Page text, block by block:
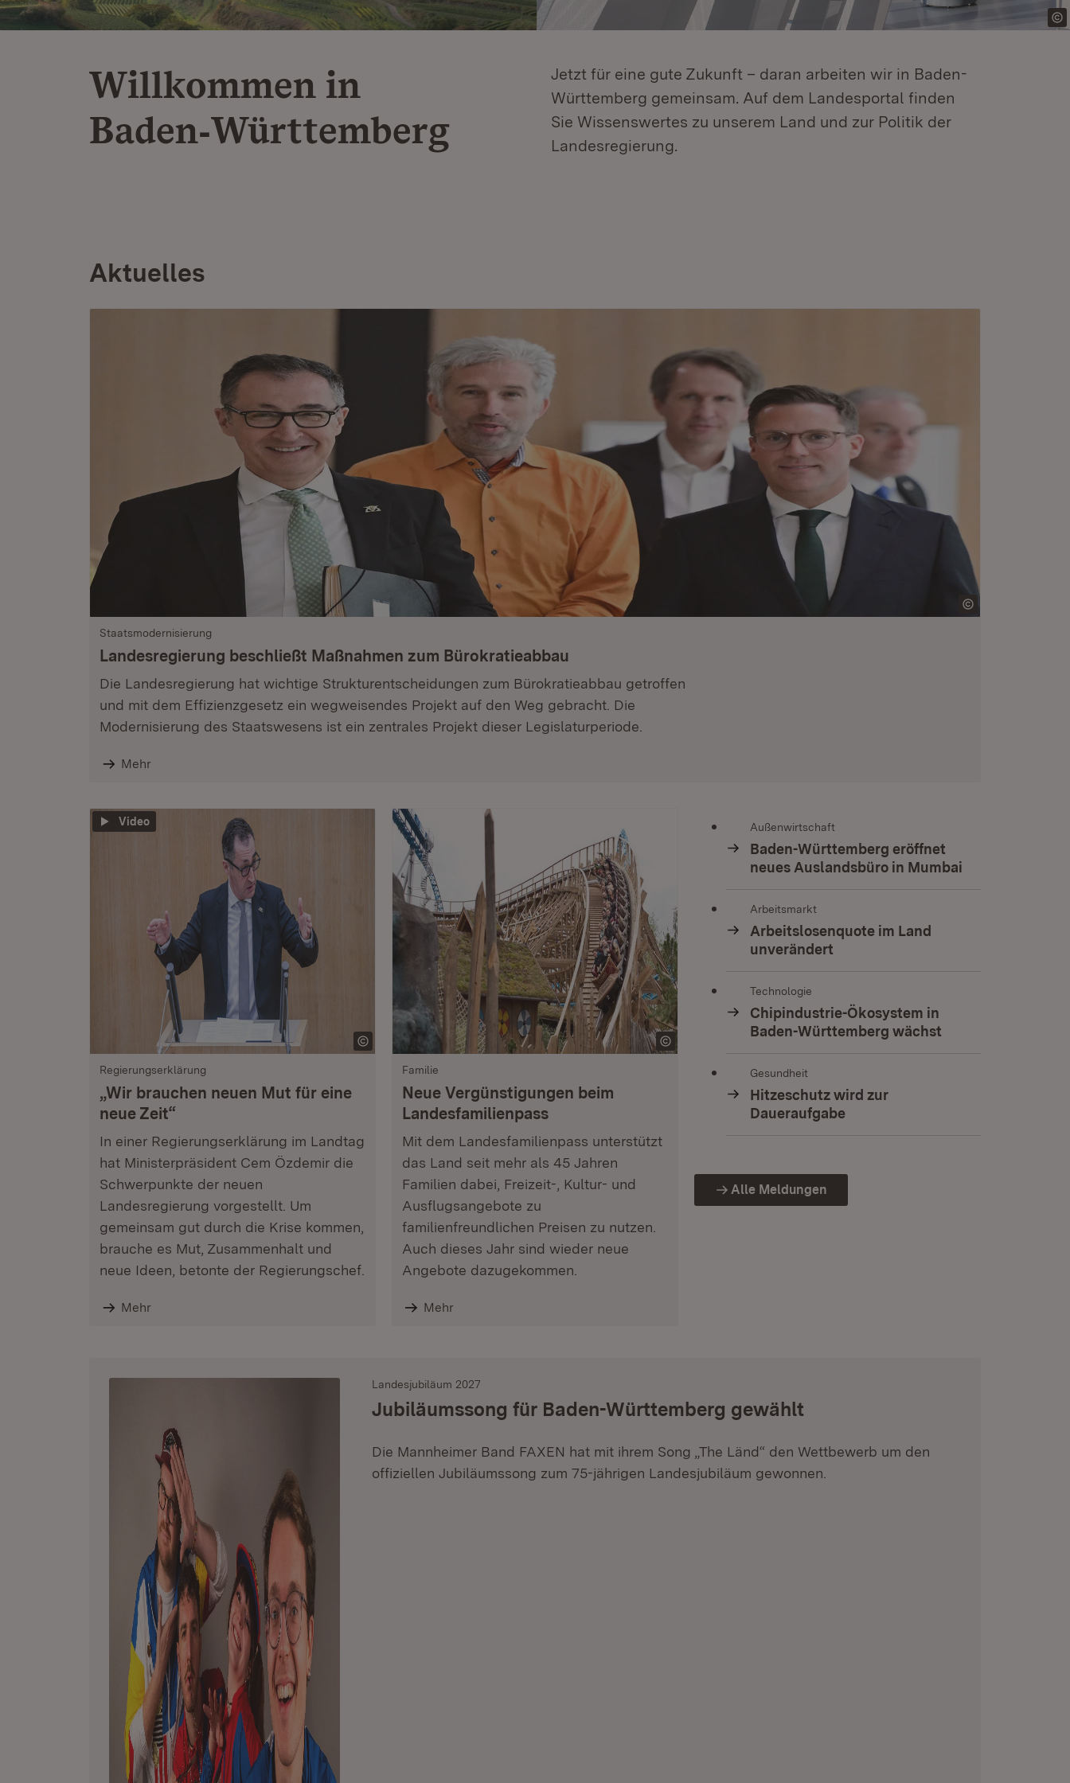
Willkommen in
Baden‑Württemberg
Jetzt für eine gute Zukunft – daran arbeiten wir in Baden-
Württemberg gemeinsam. Auf dem Landesportal finden
Sie Wissenswertes zu unserem Land und zur Politik der
Landesregierung.
Aktuelles
Staatsmodernisierung
Landesregierung beschließt Maßnahmen zum Bürokratieabbau
Die Landesregierung hat wichtige Strukturentscheidungen zum Bürokratieabbau getroffen
und mit dem Effizienzgesetz ein wegweisendes Projekt auf den Weg gebracht. Die
Modernisierung des Staatswesens ist ein zentrales Projekt dieser Legislaturperiode.
Mehr
Video
Regierungserklärung
„Wir brauchen neuen Mut für eine
neue Zeit“
In einer Regierungserklärung im Landtag
hat Ministerpräsident Cem Özdemir die
Schwerpunkte der neuen
Landesregierung vorgestellt. Um
gemeinsam gut durch die Krise kommen,
brauche es Mut, Zusammenhalt und
neue Ideen, betonte der Regierungschef.
Mehr
Familie
Neue Vergünstigungen beim
Landesfamilienpass
Mit dem Landesfamilienpass unterstützt
das Land seit mehr als 45 Jahren
Familien dabei, Freizeit-, Kultur- und
Ausflugsangebote zu
familienfreundlichen Preisen zu nutzen.
Auch dieses Jahr sind wieder neue
Angebote dazugekommen.
Mehr
Außenwirtschaft
Baden-Württemberg eröffnet
neues Auslandsbüro in Mumbai
Arbeitsmarkt
Arbeitslosenquote im Land
unverändert
Technologie
Chipindustrie-Ökosystem in
Baden-Württemberg wächst
Gesundheit
Hitzeschutz wird zur
Daueraufgabe
Alle Meldungen
Landesjubiläum 2027
Jubiläumssong für Baden-Württemberg gewählt
Die Mannheimer Band FAXEN hat mit ihrem Song „The Länd“ den Wettbewerb um den
offiziellen Jubiläumssong zum 75-jährigen Landesjubiläum gewonnen.